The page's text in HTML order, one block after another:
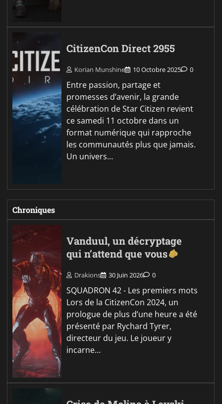
CitizenCon Direct 2955
Korian Munshine 10 Octobre 2025 0
Entre passion, partage et
promesses d’avenir, la grande
célébration de Star Citizen revient
ce samedi 11 octobre dans un
format numérique qui rapproche
les communautés plus que jamais.
Un univers…
Chroniques
Vanduul, un décryptage
qui n’attend que vous
Drakions 30 Juin 2026 0
SQUADRON 42 - Les premiers mots
Lors de la CitizenCon 2024, un
prologue de plus d’une heure a été
présenté par Rychard Tyrer,
directeur du jeu. Le joueur y
incarne…